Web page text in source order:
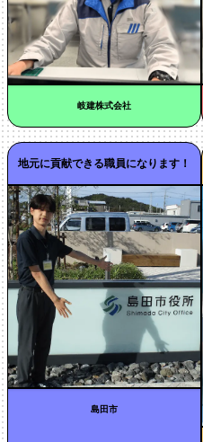
岐建株式会社
地元に貢献できる職員になります！
島田市